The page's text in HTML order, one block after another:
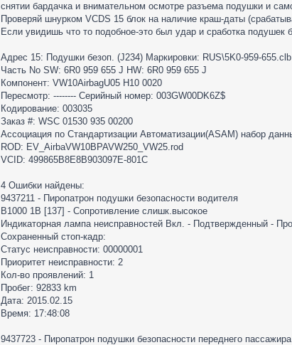
снятии бардачка и внимательном осмотре разъема подушки и
Проверяй шнурком VCDS 15 блок на наличие краш-даты
Если увидишь что то подобное-это был удар и сработка подушек
Адрес 15: Подушки безоп. (J234) Маркировки: RUS\5K0-959-655.clb
Часть No SW: 6R0 959 655 J HW: 6R0 959 655 J
Компонент: VW10AirbagU05 H10 0020
Пересмотр: -------- Серийный номер: 003GW00DK6Z$
Кодирование: 003035
Заказ #: WSC 01530 935 00200
Ассоциация по Стандартизации Автоматизации(ASAM) набор
ROD: EV_AirbaVW10BPAVW250_VW25.rod
VCID: 499865B8E8B903097E-801C
4 Ошибки найдены:
9437211 - Пиропатрон подушки безопасности водителя
B1000 1B [137] - Сопротивление слишк.высокое
Индикаторная лампа неисправностей Вкл. - Подтвержденный -
Сохраненный стоп-кадр:
Статус неисправности: 00000001
Приоритет неисправности: 2
Кол-во проявлений: 1
Пробег: 92833 km
Дата: 2015.02.15
Время: 17:48:08
9437723 - Пиропатрон подушки безопасности переднего пассажира